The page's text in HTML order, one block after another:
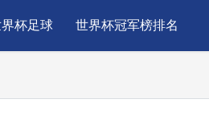
杯足球 世界杯冠军榜排名